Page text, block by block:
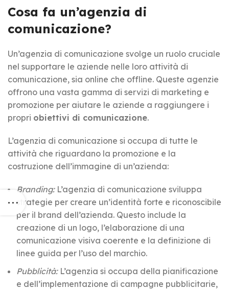
Cosa fa un’agenzia di
comunicazione?
Un’agenzia di comunicazione svolge un ruolo cruciale
nel supportare le aziende nelle loro attività di
comunicazione, sia online che offline. Queste agenzie
offrono una vasta gamma di servizi di marketing e
promozione per aiutare le aziende a raggiungere i
propri obiettivi di comunicazione.
L’agenzia di comunicazione si occupa di tutte le
attività che riguardano la promozione e la
costruzione dell’immagine di un’azienda:
Branding:L’agenzia di comunicazione sviluppa
strategie per creare un’identità forte e riconoscibile
per il brand dell’azienda. Questo include la
creazione di un logo, l’elaborazione di una
comunicazione visiva coerente e la definizione di
linee guida per l’uso del marchio.
Pubblicità:L’agenzia si occupa della pianificazione
e dell’implementazione di campagne pubblicitarie,